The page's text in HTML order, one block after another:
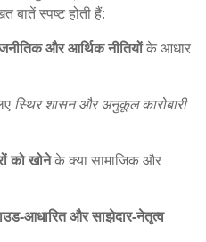
बातें स्पष्ट होती हैं:
और आर्थिक नीतियोंके आधार
स्थिर शासन और अनुकूल कारोबारी
को खोनेके क्या सामाजिक और
आधारित और साझेदार-नेतृत्व